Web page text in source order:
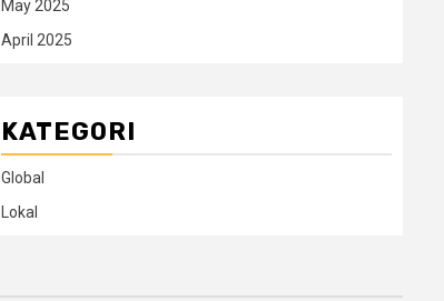
May 2025
April 2025
KATEGORI
Global
Lokal